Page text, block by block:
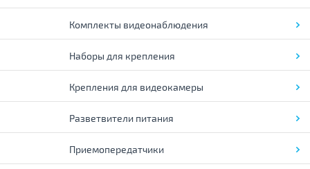
Комплекты видеонаблюдения
Наборы для крепления
Крепления для видеокамеры
Разветвители питания
Приемопередатчики